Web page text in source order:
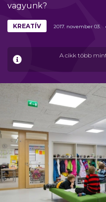
vagyunk?
A cikk több
KREATÍV 2017. november 03.